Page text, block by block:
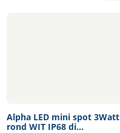
Alpha LED mini spot 3Watt
rond WIT IP68 di...